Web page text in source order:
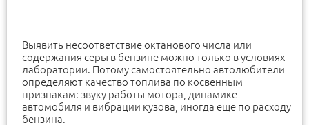
Выявить несоответствие октанового числа или
содержания серы в бензине можно только в условиях
лаборатории. Потому самостоятельно автолюбители
определяют качество топлива по косвенным
признакам: звуку работы мотора, динамике
автомобиля и вибрации кузова, иногда ещё по расходу
бензина.